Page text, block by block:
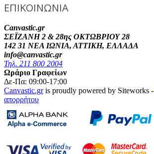
ΕΠΙΚΟΙΝΩΝΙΑ
Canvastic.gr
ΣΕΪΖΑΝΗ 2 & 28ης ΟΚΤΩΒΡΙΟΥ 28
142 31 ΝΕΑ ΙΩΝΙΑ, ΑΤΤΙΚΗ, ΕΛΛΑΔΑ
info@canvastic.gr
Τηλ. 211 800 2004
Ωράριο Γραφείων
Δε-Πα: 09:00-17:00
Canvastic.gris proudly powered by Siteworks -
απορρήτου